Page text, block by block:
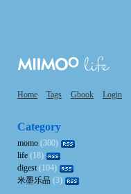
Home Tags Gbook Login
Category
momo (300)
life (18)
digest(104)
米墨乐品 (3)